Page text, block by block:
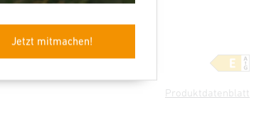
Jetzt mitmachen!
Produktdatenblatt
Sensor-LED-Strahler